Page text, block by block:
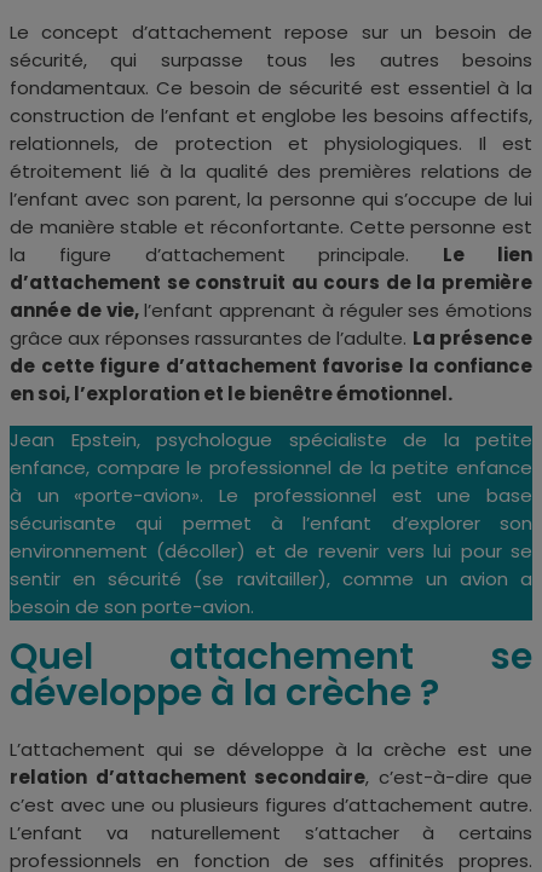
Le concept d’attachement repose sur un besoin de
sécurité, qui surpasse tous les autres besoins
fondamentaux. Ce besoin de sécurité est essentiel à la
construction de l’enfant et englobe les besoins affectifs,
relationnels, de protection et physiologiques. Il est
étroitement lié à la qualité des premières relations de
l’enfant avec son parent, la personne qui s’occupe de lui
de manière stable et réconfortante. Cette personne est
la figure d’attachement principale. Le lien
d’attachement se construit au cours de la première
année de vie,l’enfant apprenant à réguler ses émotions
grâce aux réponses rassurantes de l’adulte. La présence
de cette figure d’attachement favorise la confiance
en soi, l’exploration et le bienêtre émotionnel.
Jean Epstein, psychologue spécialiste de la petite
enfance, compare le professionnel de la petite enfance
à un «porte-avion». Le professionnel est une base
sécurisante qui permet à l’enfant d’explorer son
environnement (décoller) et de revenir vers lui pour se
sentir en sécurité (se ravitailler), comme un avion a
besoin de son porte-avion.
Quel attachement se
développe à la crèche ?
L’attachement qui se développe à la crèche est une
relation d’attachement secondaire, c’est-à-dire que
c’est avec une ou plusieurs figures d’attachement autre.
L’enfant va naturellement s’attacher à certains
professionnels en fonction de ses affinités propres.